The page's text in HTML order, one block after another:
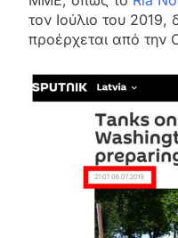
τον Ιούλιο του
προέρχεται από την